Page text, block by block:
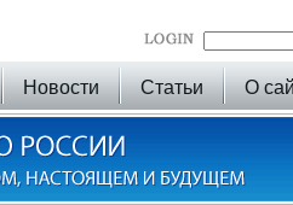
Новости Статьи О